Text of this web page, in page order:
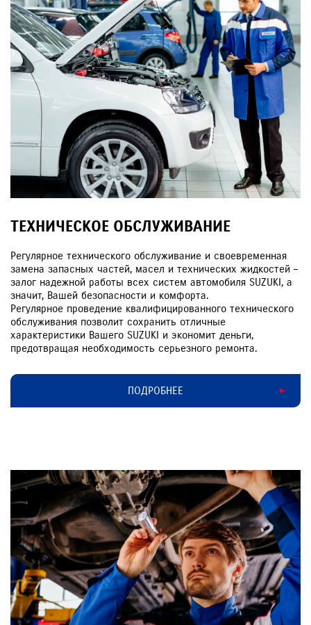
ТЕХНИЧЕСКОЕ ОБСЛУЖИВАНИЕ
Регулярное технического обслуживание и своевременная
замена запасных частей, масел и технических жидкостей –
залог надежной работы всех систем автомобиля SUZUKI, а
значит, Вашей безопасности и комфорта.
Регулярное проведение квалифицированного технического
обслуживания позволит сохранить отличные
характеристики Вашего SUZUKI и экономит деньги,
предотвращая необходимость серьезного ремонта.
ПОДРОБНЕЕ